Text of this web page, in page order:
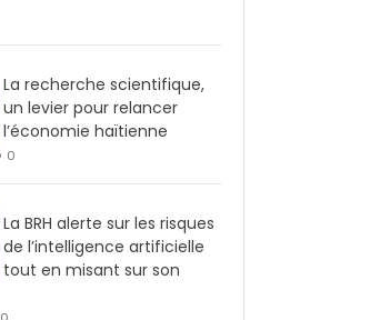
La recherche scientifique,
un levier pour relancer
l’économie haïtienne
0
La BRH alerte sur les risques
de l’intelligence artificielle
tout en misant sur son